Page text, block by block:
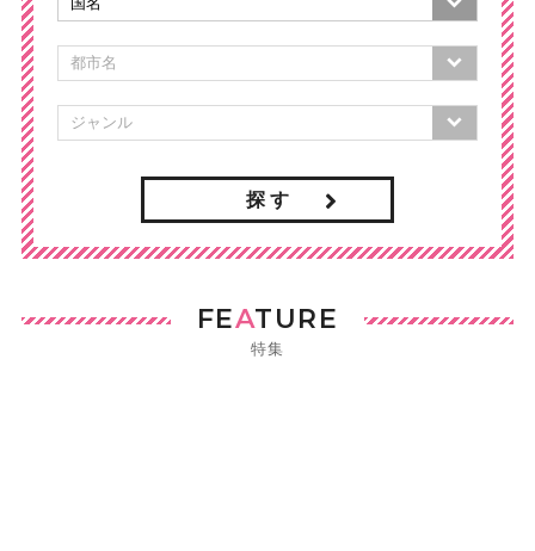
探 す
FEATURE
特集